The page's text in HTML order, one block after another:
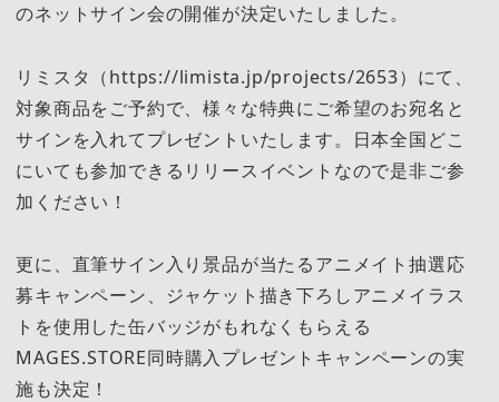
のネットサイン会の開催が決定いたしました。
リミスタ（https://limista.jp/projects/2653）にて、
対象商品をご予約で、様々な特典にご希望のお宛名と
サインを入れてプレゼントいたします。日本全国どこ
にいても参加できるリリースイベントなので是非ご参
加ください！
更に、直筆サイン入り景品が当たるアニメイト抽選応
募キャンペーン、ジャケット描き下ろしアニメイラス
トを使用した缶バッジがもれなくもらえる
MAGES.STORE同時購入プレゼントキャンペーンの実
施も決定！